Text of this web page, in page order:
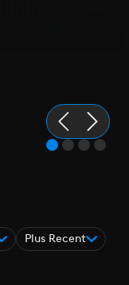
Plus Recent